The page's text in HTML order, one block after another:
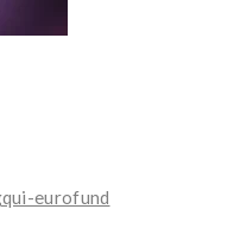
eurofund